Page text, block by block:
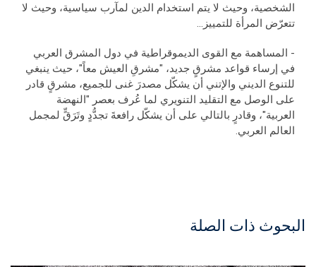
الشخصية، وحيث لا يتم استخدام الدين لمآرب سياسية، وحيث لا
تتعرّض المرأة للتمييز...
- المساهمة مع القوى الديموقراطية في دول المشرق العربي
في إرساء قواعد مشرقٍ جديد، "مشرقِ العيش معاً"، حيث ينبغي
للتنوع الديني والإتني أن يشكّل مصدرَ غنى للجميع، مشرقٍ قادر
على الوصل مع التقليد التنويري لما عُرف بعصر "النهضة
العربية"، وقادرٍ بالتالي على أن يشكّل رافعةَ تجدُّدٍ وتَرَقٍّ لمجمل
العالم العربي.
البحوث ذات الصلة